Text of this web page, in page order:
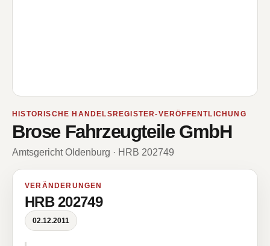
HISTORISCHE HANDELSREGISTER-VERÖFFENTLICHUNG
Brose Fahrzeugteile GmbH
Amtsgericht Oldenburg · HRB 202749
VERÄNDERUNGEN
HRB 202749
02.12.2011